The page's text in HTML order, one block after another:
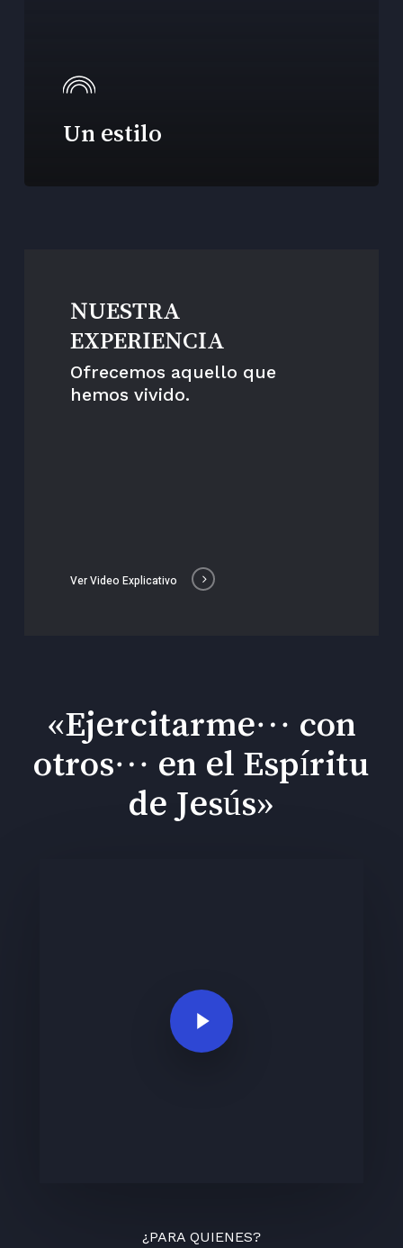
Un estilo
NUESTRA
EXPERIENCIA
Ofrecemos aquello que
hemos vivido.
Ver Video Explicativo
«Ejercitarme… con
otros… en el Espíritu
de Jesús»
Play Video
¿PARA QUIENES?